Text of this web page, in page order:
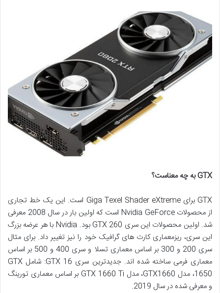
GTX به چه معناست؟
GTX برای Giga Texel Shader eXtreme است. این یک خط تجاری
از محصولات Nvidia GeForce است که اولین بار در سال 2008 معرفی
شد. اولین محصولات این سری GTX 260 بود. Nvidia با هر عرضه بزرگ
این سری، ریزمعماری کارت های گرافیک خود را نیز تغییر داد. برای مثال
سری 200 و 300 بر اساس معماری تسلا و سری 400 و 500 بر اساس
معماری فرمی ساخته شده اند. جدیدترین سری GTX 16: شامل GTX
1650، مدل GTX1660، مدل GTX 1660 Ti بر اساس معماری تورینگ
و معرفی شده در سال 2019.